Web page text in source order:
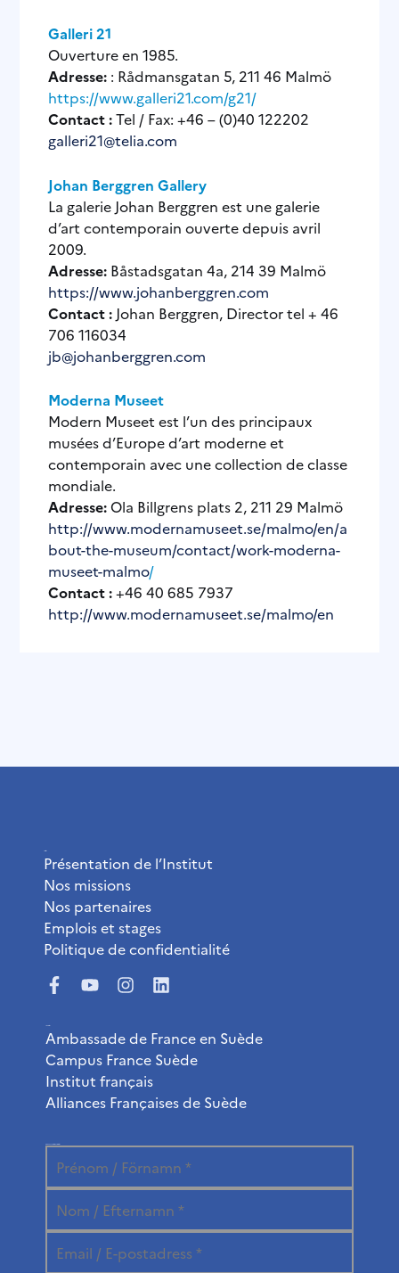
Galleri 21
Ouverture en 1985.
Adresse: : Rådmansgatan 5, 211 46 Malmö
https://www.galleri21.com/g21/
Contact:Tel / Fax: +46 – (0)40 122202
galleri21@telia.com
Johan Berggren Gallery
La galerie Johan Berggren est une galerie
d’art contemporain ouverte depuis avril
2009.
Adresse: Båstadsgatan 4a, 214 39 Malmö
https://www.johanberggren.com
Contact: Johan Berggren, Director tel + 46
706 116034
jb@johanberggren.com
Moderna Museet
Modern Museet est l’un des principaux
musées d’Europe d’art moderne et
contemporain avec une collection de classe
mondiale.
Adresse:Ola Billgrens plats 2, 211 29 Malmö
http://www.modernamuseet.se/malmo/en/a
bout-the-museum/contact/work-moderna-
museet-malmo/
Contact :+46 40 685 7937
http://www.modernamuseet.se/malmo/en
Présentation de l’Institut
Nos missions
Nos partenaires
Emplois et stages
Politique de confidentialité
Ambassade de France en Suède
Campus France Suède
Institut français
Alliances Françaises de Suède